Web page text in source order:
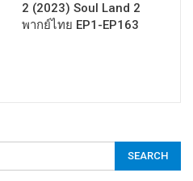
2 (2023) Soul Land 2
พากย์ไทย EP1-EP163